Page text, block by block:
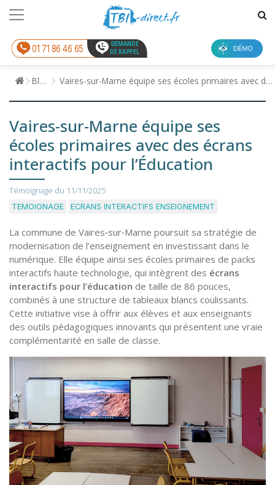
01 71 86 46 65
DEMANDE
DE RAPPEL
Blog Vaires-sur-Marne équipe ses écoles primaires avec des écrans interactifs pour l’Éducation
Vaires-sur-Marne équipe ses
écoles primaires avec des écrans
interactifs pour l’Éducation
Témoignage du 11/11/2025
TEMOIGNAGE ECRANS INTERACTIFS ENSEIGNEMENT
La commune de Vaires‑sur‑Marne poursuit sa stratégie de
modernisation de l’enseignement en investissant dans le
numérique. Elle équipe ainsi ses écoles primaires de packs
interactifs haute technologie, qui intègrent des écrans
interactifs pour l’éducation de taille de 86 pouces,
combinés à une structure de tableaux blancs coulissants.
Cette initiative vise à offrir aux élèves et aux enseignants
des outils pédagogiques innovants qui présentent une vraie
complémentarité en salle de classe.